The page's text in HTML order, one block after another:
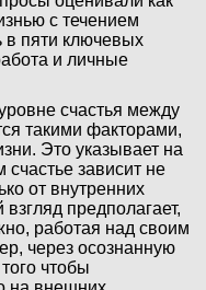
с течением
в пяти ключевых
и личные
счастья между
такими факторами,
Это указывает на
зависит не
от внутренних
предполагает,
работая над своим
через осознанную
чтобы